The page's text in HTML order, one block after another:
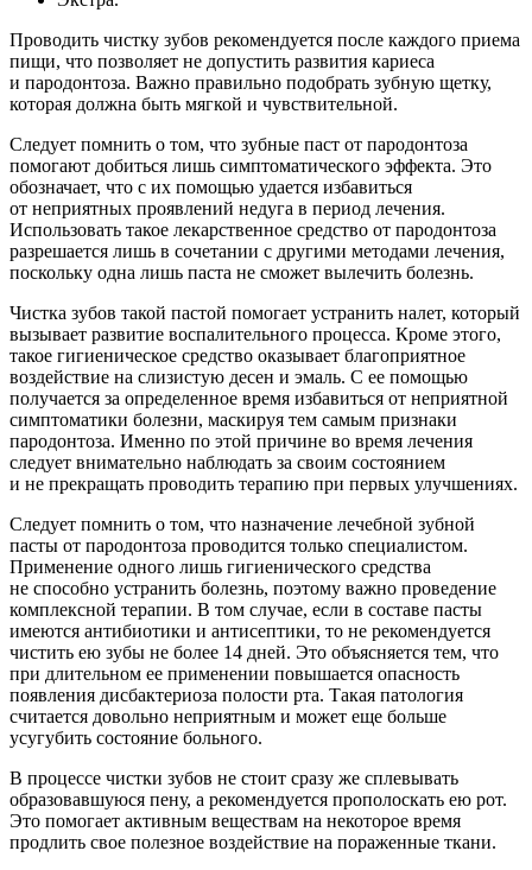
Проводить чистку зубов рекомендуется после каждого приема
пищи, что позволяет не допустить развития кариеса
и пародонтоза. Важно правильно подобрать зубную щетку,
которая должна быть мягкой и чувствительной.
Следует помнить о том, что зубные паст от пародонтоза
помогают добиться лишь симптоматического эффекта. Это
обозначает, что с их помощью удается избавиться
от неприятных проявлений недуга в период лечения.
Использовать такое лекарственное средство от пародонтоза
разрешается лишь в сочетании с другими методами лечения,
поскольку одна лишь паста не сможет вылечить болезнь.
Чистка зубов такой пастой помогает устранить налет, который
вызывает развитие воспалительного процесса. Кроме этого,
такое гигиеническое средство оказывает благоприятное
воздействие на слизистую десен и эмаль. С ее помощью
получается за определенное время избавиться от неприятной
симптоматики болезни, маскируя тем самым признаки
пародонтоза. Именно по этой причине во время лечения
следует внимательно наблюдать за своим состоянием
и не прекращать проводить терапию при первых улучшениях.
Следует помнить о том, что назначение лечебной зубной
пасты от пародонтоза проводится только специалистом.
Применение одного лишь гигиенического средства
не способно устранить болезнь, поэтому важно проведение
комплексной терапии. В том случае, если в составе пасты
имеются антибиотики и антисептики, то не рекомендуется
чистить ею зубы не более 14 дней. Это объясняется тем, что
при длительном ее применении повышается опасность
появления дисбактериоза полости рта. Такая патология
считается довольно неприятным и может еще больше
усугубить состояние больного.
В процессе чистки зубов не стоит сразу же сплевывать
образовавшуюся пену, а рекомендуется прополоскать ею рот.
Это помогает активным веществам на некоторое время
продлить свое полезное воздействие на пораженные ткани.